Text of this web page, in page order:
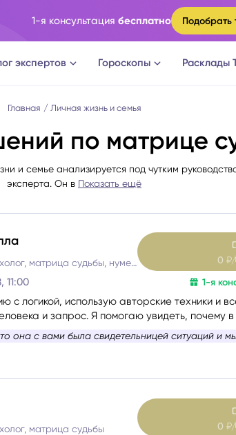
1-я консультация бесплатно Подобрать
экспертов
консультирование
Гороскопы
Овен
Телец
Близнецы
Лев
Дева
Весы
Скорпион
Расклады
Расклад
Расклад
Расклад
Расклад
Расклад на
Расклад
Главная Личная жизнь и семья
по матрице
и семье анализируется под чутким
эксперта. Он в Показать ещё
Таролог, психолог, матрица судьбы, нумеролог, астролог
11:00
с логикой, использую авторские техники и
и запрос. Я помогаю увидеть, почему
найти ресурсный путь и получить
она с вами была свидетельницей ситуаций и
0 ₽/
1-я
матрица судьбы 0 ₽/